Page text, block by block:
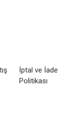
İptal ve İade
Politikası